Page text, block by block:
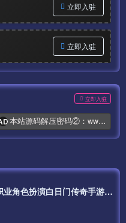
立即入驻
立即入驻
立即入驻
本站源码解压密码②：www.syymw.com
【白日门传奇之天域传奇】经典三职业角色扮演白日门传奇手游最新打包Wn服务端源码视频架设教程-完善GM网页后台工具-安卓苹果IOS双端版本！